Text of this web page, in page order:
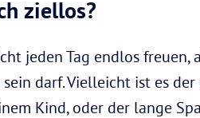
ziellos?
jeden Tag endlos
darf. Vielleicht ist es
Kind, oder der lange